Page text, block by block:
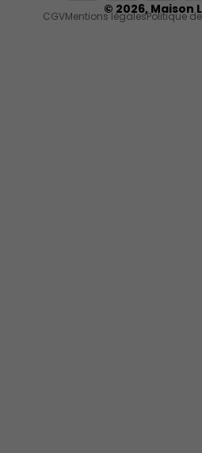
© 2026,Maison
CGVMentions légalesPolitique